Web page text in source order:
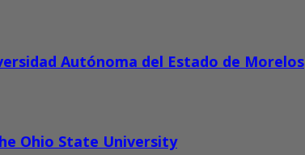
Autónoma del Estado de Morelos
Ohio State University